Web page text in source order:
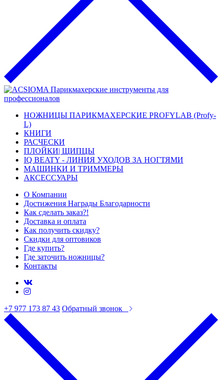
НОЖНИЦЫ ПАРИКМАХЕРСКИЕ PROFYLAB (Profy-
L)
КНИГИ
РАСЧЕСКИ
ПЛОЙКИ| ЩИПЦЫ
IQ BEATY - ЛИНИЯ УХОДОВ ЗА НОГТЯМИ
МАШИНКИ И ТРИММЕРЫ
АКСЕССУАРЫ
О Компании
Достижения Награды Благодарности
Как сделать заказ?!
Доставка и оплата
Как получить скидку?
Скидки для оптовиков
Где купить?
Где заточить ножницы?
Контакты
+7 977 173 87 43 Обратный звонок